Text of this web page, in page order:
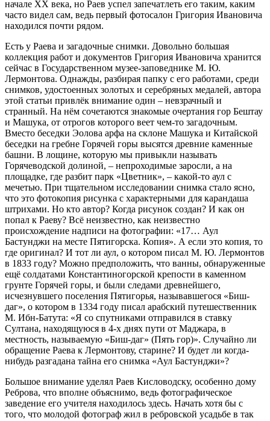
начале ХХ века, но Раев успел запечатлеть его таким, каким
часто видел сам, ведь первый фотосалон Григория Ивановича
находился почти рядом.
Есть у Раева и загадочные снимки. Довольно большая
коллекция работ и документов Григория Ивановича хранится
сейчас в Государственном музее-заповеднике М. Ю.
Лермонтова. Однажды, разбирая папку с его работами, среди
снимков, удостоенных золотых и серебряных медалей, автора
этой статьи привлёк внимание один – невзрачный и
странный. На нём сочетаются знакомые очертания гор Бештау
и Машука, от отрогов которого веет чем-то загадочным.
Вместо беседки Эолова арфа на склоне Машука и Китайской
беседки на гребне Горячей горы высятся древние каменные
башни. В лощине, которую мы привыкли называть
Горячеводской долиной, – непроходимые заросли, а на
площадке, где разбит парк «Цветник», – какой-то аул с
мечетью. При тщательном исследовании снимка стало ясно,
что это фотокопия рисунка с характерными для карандаша
штрихами. Но кто автор? Когда рисунок создан? И как он
попал к Раеву? Всё неизвестно, как неизвестно
происхождение надписи на фотографии: «17… Аул
Бастунджи на месте Пятигорска. Копия». А если это копия, то
где оригинал? И тот ли аул, о котором писал М. Ю. Лермонтов
в 1833 году? Можно предположить, что ванны, обнаруженные
ещё солдатами Константиногорской крепости в каменном
грунте Горячей горы, и были следами древнейшего,
исчезнувшего поселения Пятигорья, называвшегося «Биш-
даг», о котором в 1334 году писал арабский путешественник
М. Ибн-Батута: «Я со спутниками отправился в ставку
Султана, находящуюся в 4-х днях пути от Маджара, в
местность, называемую «Биш-даг» (Пять гор)». Случайно ли
обращение Раева к Лермонтову, старине? И будет ли когда-
нибудь разгадана тайна его снимка «Аул Бастунджи»?
Большое внимание уделял Раев Кисловодску, особенно дому
Реброва, что вполне объяснимо, ведь фотографическое
заведение его учителя находилось здесь. Начать хотя бы с
того, что молодой фотограф жил в ребровской усадьбе в так